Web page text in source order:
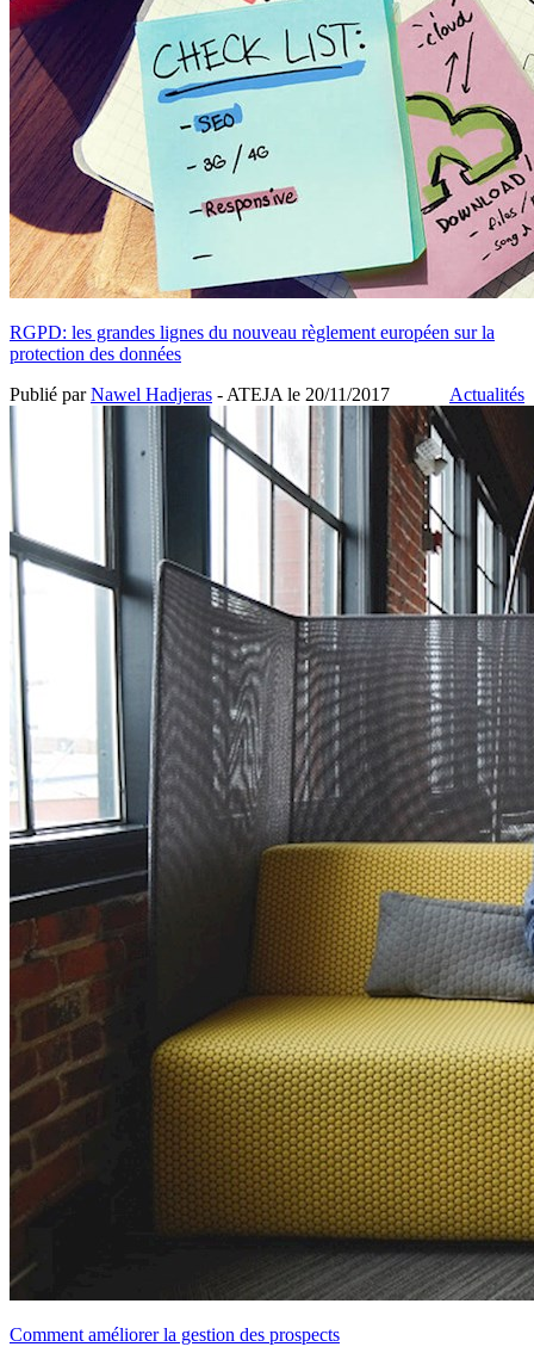
RGPD: les grandes lignes du nouveau règlement européen sur la
protection des données
Actualités
Publié parNawel Hadjeras - ATEJA le 20/11/2017
Comment améliorer la gestion des prospects